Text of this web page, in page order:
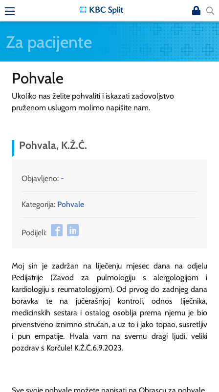
Za pacijente
Pohvale
Ukoliko nas želite pohvaliti i iskazati zadovoljstvo
pruženom uslugom molimo napišite nam.
Pohvala, K.Ž.Ć.
Objavljeno: -
Kategorija: Pohvale
Podijeli:
Moj sin je zadržan na liječenju mjesec dana na odjelu
Pedijatrije (Zavod za pulmologiju s alergologijom i
kardiologiju s reumatologijom). Od prvog do zadnjeg dana
boravka te na jučerašnjoj kontroli, odnos liječnika,
medicinskih sestara i ostalog osoblja prema njemu je bio
prvenstveno iznimno stručan, a uz to i jako topao, susretljiv
i pun empatije. Hvala vam na svemu dragi ljudi, veliki
pozdrav s Korčule! K.Ž.Ć.6.9.2023.